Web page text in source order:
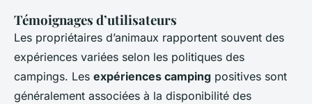
Témoignages d’utilisateurs
Les propriétaires d’animaux rapportent souvent des
expériences variées selon les politiques des
campings. Les expériences camping positives sont
généralement associées à la disponibilité des